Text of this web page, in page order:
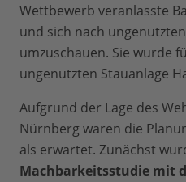
Wettbewerb veranlasste
und sich nach
umzuschauen. Sie wurde
ungenutzten Stauanlage
Aufgrund der Lage des
Nürnberg waren die
als erwartet. Zunächst
Machbarkeitsstudie mit